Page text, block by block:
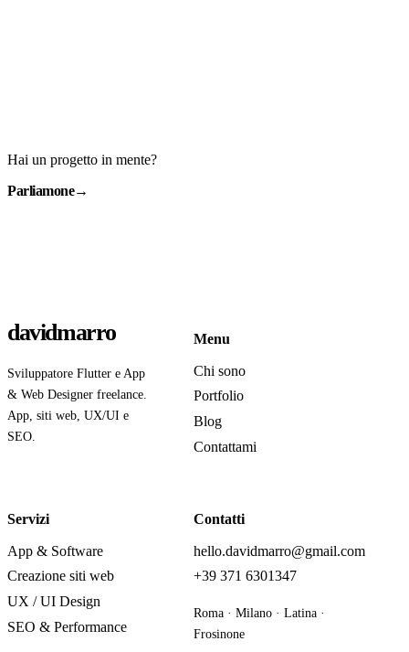
Hai un progetto in mente?
Parliamone→
davidmarro
Sviluppatore Flutter e App
& Web Designer freelance.
App, siti web, UX/UI e
SEO.
Menu
Chi sono
Portfolio
Blog
Contattami
Servizi
App & Software
Creazione siti web
UX / UI Design
SEO & Performance
Contatti
hello.davidmarro@gmail.com
+39 371 6301347
Roma · Milano · Latina ·
Frosinone